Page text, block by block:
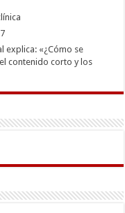
explica: «¿Cómo se
contenido corto y los